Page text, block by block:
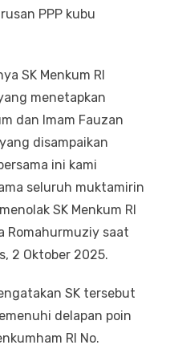
PPP kubu
SK Menkum RI
menetapkan
dan Imam Fauzan
disampaikan
ini kami
seluruh muktamirin
SK Menkum RI
Romahurmuziy saat
2 Oktober 2025.
SK tersebut
delapan poin
RI No.